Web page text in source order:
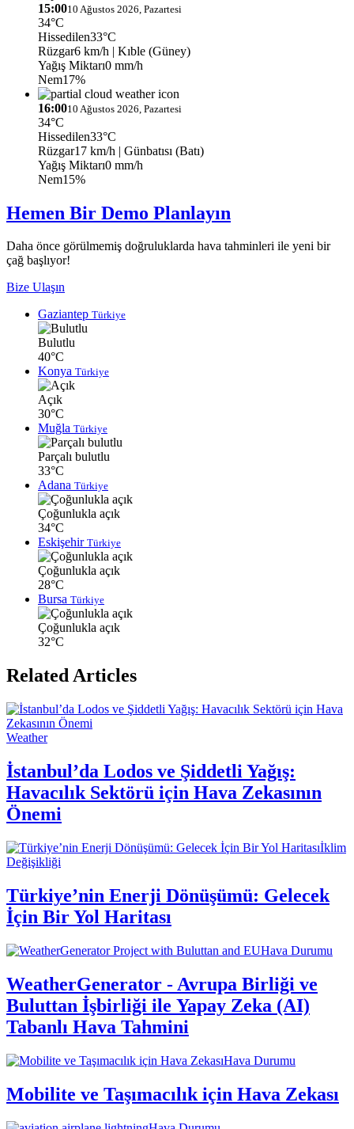
15:0010 Ağustos 2026, Pazartesi
34°C
Hissedilen33°C
Rüzgar6 km/h | Kıble (Güney)
Yağış Miktarı0 mm/h
Nem17%
16:0010 Ağustos 2026, Pazartesi
34°C
Hissedilen33°C
Rüzgar17 km/h | Günbatısı (Batı)
Yağış Miktarı0 mm/h
Nem15%
Hemen Bir Demo Planlayın
Daha önce görülmemiş doğruluklarda hava tahminleri ile yeni bir
çağ başlıyor!
Bize Ulaşın
Gaziantep Türkiye
Bulutlu
40°C
Konya Türkiye
Açık
30°C
Muğla Türkiye
Parçalı bulutlu
33°C
Adana Türkiye
Çoğunlukla açık
34°C
Eskişehir Türkiye
Çoğunlukla açık
28°C
Bursa Türkiye
Çoğunlukla açık
32°C
Related Articles
Weather
İstanbul’da Lodos ve Şiddetli Yağış:
Havacılık Sektörü için Hava Zekasının
Önemi
İklim
Değişikliği
Türkiye’nin Enerji Dönüşümü: Gelecek
İçin Bir Yol Haritası
Hava Durumu
WeatherGenerator - Avrupa Birliği ve
Buluttan İşbirliği ile Yapay Zeka (AI)
Tabanlı Hava Tahmini
Hava Durumu
Mobilite ve Taşımacılık için Hava Zekası